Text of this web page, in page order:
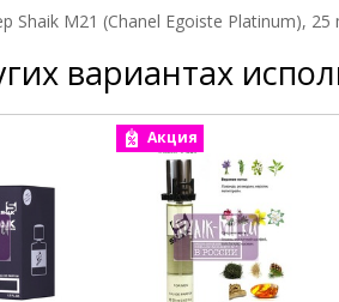
Shaik M21 (Chanel Egoiste Platinum), 25
вариантах
Акция